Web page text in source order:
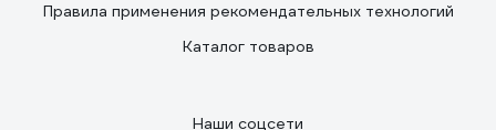
Правила применения рекомендательных технологий
Каталог товаров
Наши соцсети